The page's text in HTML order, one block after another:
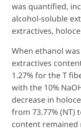
was quantified,
alcohol-soluble
extractives,
When ethanol
extractives
1.27% for the T
with the 10%
decrease in
from 73.77% (NT)
content remained